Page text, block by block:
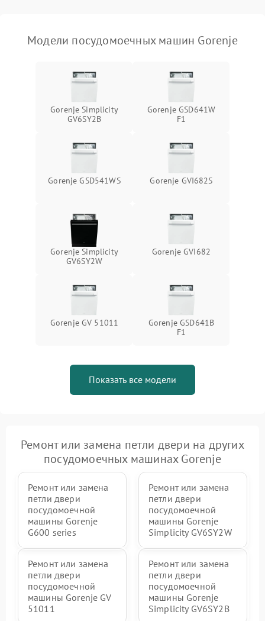
Модели посудомоечных машин Gorenje
Gorenje Simplicity
GV6SY2B
Gorenje GSD641W
F1
Gorenje GSD541WS Gorenje GVI682S
Gorenje Simplicity
GV6SY2W
Gorenje GVI682
Gorenje GV 51011
Gorenje GSD641B
F1
Показать все модели
Ремонт или замена петли двери на других
посудомоечных машинах Gorenje
Ремонт или замена
петли двери
посудомоечной
машины Gorenje
G600 series
Ремонт или замена
петли двери
посудомоечной
машины Gorenje
Simplicity GV6SY2W
Ремонт или замена
петли двери
посудомоечной
машины Gorenje GV
51011
Ремонт или замена
петли двери
посудомоечной
машины Gorenje
Simplicity GV6SY2B